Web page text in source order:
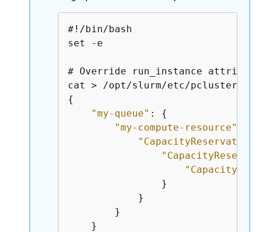
#!/bin/bash
set -e
# Override run_instance
{
"my-queue" : {
"my-compute-resource"
}
}
}
}